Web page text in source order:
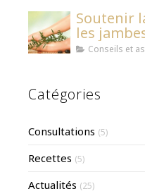
Soutenir
les
Conseils et
Catégories
Consultations (5)
Recettes (5)
Actualités (25)